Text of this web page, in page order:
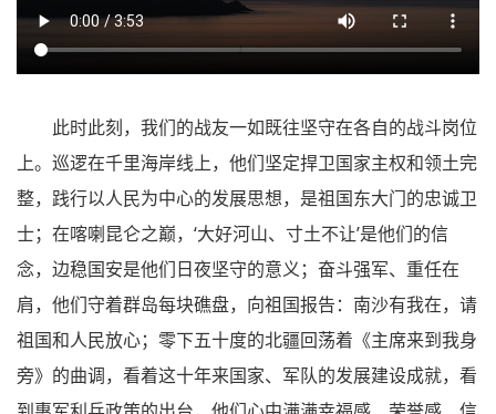
此时此刻，我们的战友一如既往坚守在各自的战斗岗位
上。巡逻在千里海岸线上，他们坚定捍卫国家主权和领土完
整，践行以人民为中心的发展思想，是祖国东大门的忠诚卫
士；在喀喇昆仑之巅，‘大好河山、寸土不让’是他们的信
念，边稳国安是他们日夜坚守的意义；奋斗强军、重任在
肩，他们守着群岛每块礁盘，向祖国报告：南沙有我在，请
祖国和人民放心；零下五十度的北疆回荡着《主席来到我身
旁》的曲调，看着这十年来国家、军队的发展建设成就，看